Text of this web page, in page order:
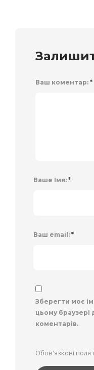
Ваш коментар: *
Ваше Імя: *
Ваш email: *
Зберегти моє
цьому
коментарів.
Обов'язкові